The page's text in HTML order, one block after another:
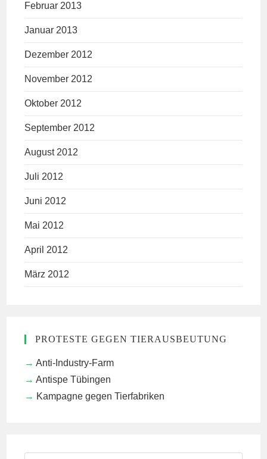
Februar 2013
Januar 2013
Dezember 2012
November 2012
Oktober 2012
September 2012
August 2012
Juli 2012
Juni 2012
Mai 2012
April 2012
März 2012
PROTESTE GEGEN TIERAUSBEUTUNG
Anti-Industry-Farm
Antispe Tübingen
Kampagne gegen Tierfabriken